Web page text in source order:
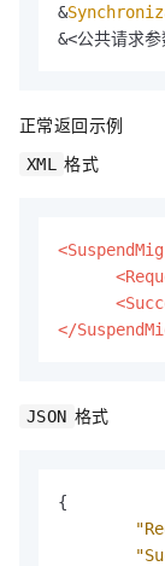
&
&<公共请求参
正常返回示例
XML 格式
</
JSON 格式
{